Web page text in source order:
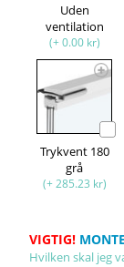
Uden
ventilation
(+ 0.00 kr)
Trykvent 180
grå
(+ 285.23 kr)
VIGTIG!
Hvilken skal jeg